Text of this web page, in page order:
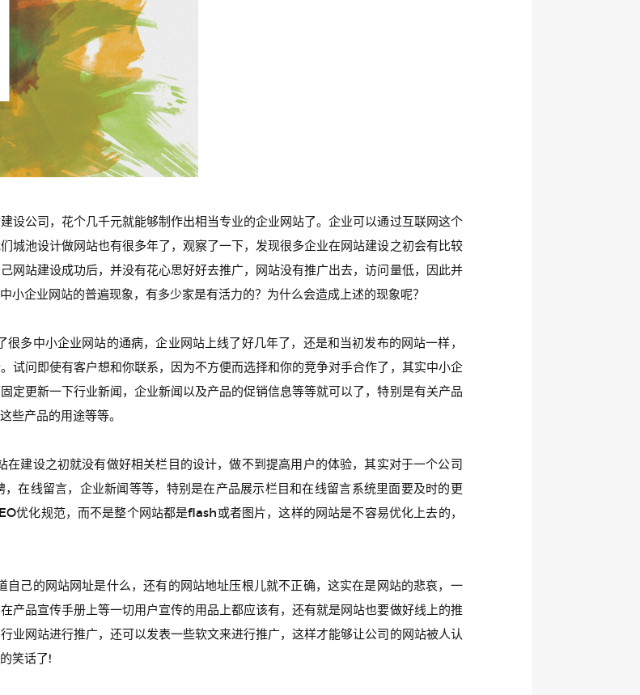
设公司，花个几千元就能够制作出相当专业的企业网站了。企业可以通过互联网这个
城池设计做网站也有很多年了，观察了一下，发现很多企业在网站建设之初会有比较
网站建设成功后，并没有花心思好好去推广，网站没有推广出去，访问量低，因此并
企业网站的普遍现象，有多少家是有活力的？为什么会造成上述的现象呢？
多中小企业网站的通病，企业网站上线了好几年了，还是和当初发布的网站一样，
试问即使有客户想和你联系，因为不方便而选择和你的竞争对手合作了，其实中小企
定更新一下行业新闻，企业新闻以及产品的促销信息等等就可以了，特别是有关产品
些产品的用途等等。
建设之初就没有做好相关栏目的设计，做不到提高用户的体验，其实对于一个公司
在线留言，企业新闻等等，特别是在产品展示栏目和在线留言系统里面要及时的更
优化规范，而不是整个网站都是flash或者图片，这样的网站是不容易优化上去的，
己的网站网址是什么，还有的网站地址压根儿就不正确，这实在是网站的悲哀，一
产品宣传手册上等一切用户宣传的用品上都应该有，还有就是网站也要做好线上的推
业网站进行推广，还可以发表一些软文来进行推广，这样才能够让公司的网站被人认
笑话了!